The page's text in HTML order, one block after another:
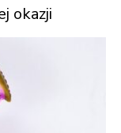
okazji